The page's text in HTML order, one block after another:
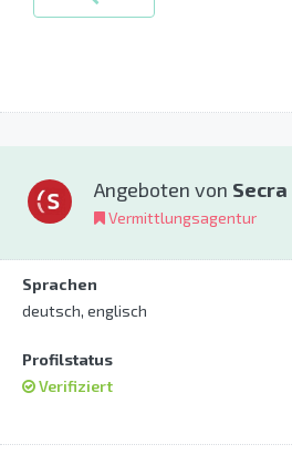
Angeboten von Secra
Vermittlungsagentur
Sprachen
deutsch, englisch
Profilstatus
Verifiziert